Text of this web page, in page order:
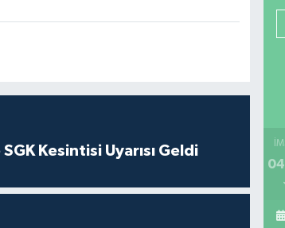
Kesintisi Uyarısı Geldi